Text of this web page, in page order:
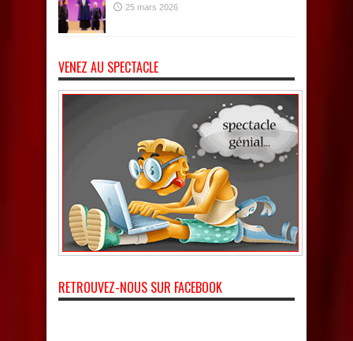
25 mars 2026
VENEZ AU SPECTACLE
RETROUVEZ-NOUS SUR FACEBOOK